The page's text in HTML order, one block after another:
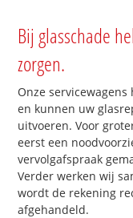
Bij glasschade
zorgen.
Onze
en kunnen uw
uitvoeren. Voor
eerst een
vervolgafspraak
Verder werken wij
wordt de rekening
afgehandeld.